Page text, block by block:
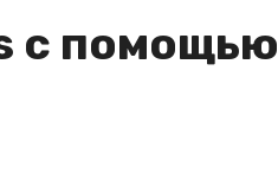
с помощью